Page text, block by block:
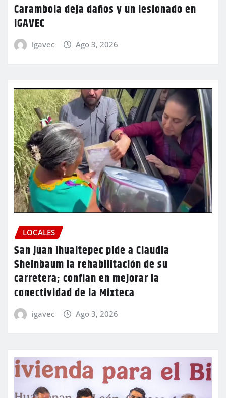
Carambola deja daños y un lesionado en
IGAVEC
igavec Ago 3, 2026
LOCALES
San Juan Ihualtepec pide a Claudia
Sheinbaum la rehabilitación de su
carretera; confían en mejorar la
conectividad de la Mixteca
igavec Ago 3, 2026